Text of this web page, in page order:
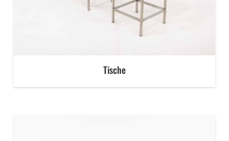
Tische